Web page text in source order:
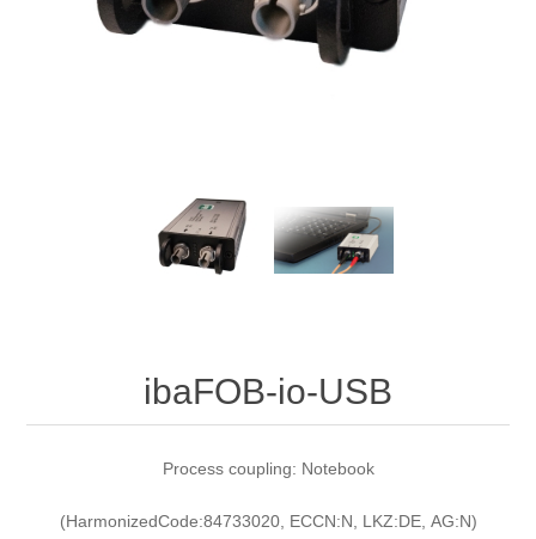
Temperaturmätning
ibaFOB-io-USB
Process coupling: Notebook
(HarmonizedCode:84733020, ECCN:N, LKZ:DE, AG:N)